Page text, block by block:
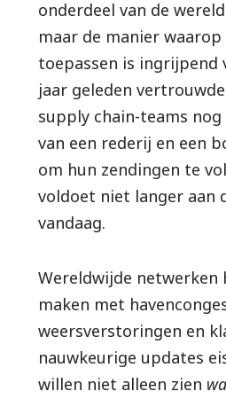
onderdeel van de
maar de manier
toepassen is ingrijpend
jaar geleden
supply chain-teams
van een rederij en een
om hun zendingen te
voldoet niet langer aan
vandaag.
Wereldwijde netwerken
maken met
weersverstoringen en
nauwkeurige updates
willen niet alleen zien